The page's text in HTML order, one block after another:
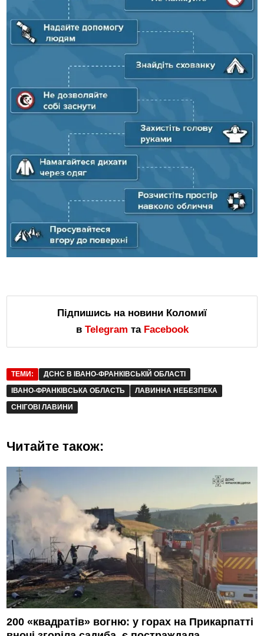
Підпишись на новини Коломиї
в Telegram та Facebook
ТЕМИ:
ДСНС В ІВАНО-ФРАНКІВСЬКІЙ ОБЛАСТІ
ІВАНО-ФРАНКІВСЬКА ОБЛАСТЬ
ЛАВИННА НЕБЕЗПЕКА
СНІГОВІ ЛАВИНИ
Читайте також:
200 «квадратів» вогню: у горах на Прикарпатті